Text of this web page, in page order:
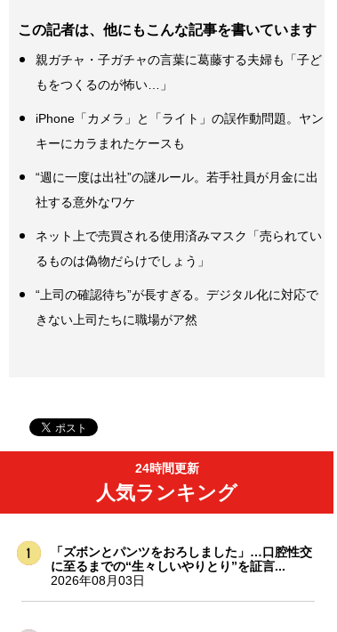
この記者は、他にもこんな記事を書いています
親ガチャ・子ガチャの言葉に葛藤する夫婦も「子ど
もをつくるのが怖い…」
iPhone「カメラ」と「ライト」の誤作動問題。ヤン
キーにカラまれたケースも
“週に一度は出社”の謎ルール。若手社員が月金に出
社する意外なワケ
ネット上で売買される使用済みマスク「売られてい
るものは偽物だらけでしょう」
“上司の確認待ち”が長すぎる。デジタル化に対応で
きない上司たちに職場がア然
24時間更新
人気ランキング
「ズボンとパンツをおろしました」…口腔性交
に至るまでの“生々しいやりとり”を証言...
2026年08月03日